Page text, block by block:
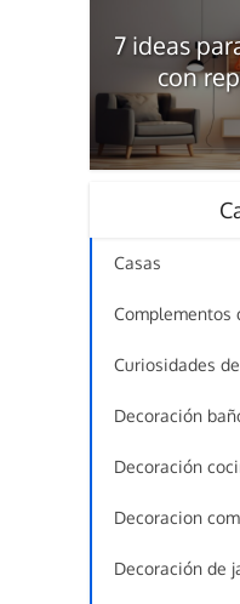
7 ideas
con
Casas
Complementos
Curiosidades
Decoración
Decoración
Decoracion
Decoración de